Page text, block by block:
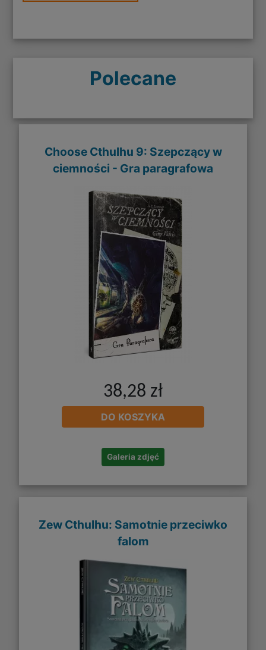
Polecane
Choose Cthulhu 9: Szepczący w
ciemności - Gra paragrafowa
38,28 zł
DO KOSZYKA
Galeria zdjęć
Zew Cthulhu: Samotnie przeciwko
falom